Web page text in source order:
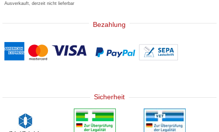
Ausverkauft, derzeit nicht lieferbar
Bezahlung
Sicherheit